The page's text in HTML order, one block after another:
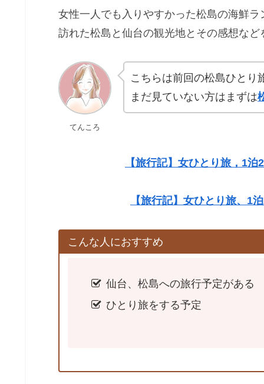
女性一人でも入りやすかった松島の海鮮
訪れた松島と仙台の観光地とその感想な
てんころ
こちらは前回の松島ひとり
まだ見ていない方はまずは
【旅行記】女ひとり旅，1
【旅行記】女ひとり旅、1
こんな人におすすめ
仙台、松島への旅行予定がある
ひとり旅をする予定